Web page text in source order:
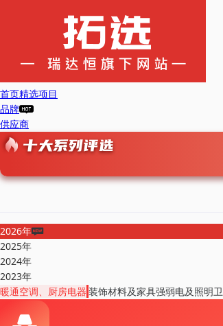
首页精选项目
品牌
供应商
2026年
2025年
2024年
2023年
暖通空调、厨房电器 装饰材料及家具强弱电及照明